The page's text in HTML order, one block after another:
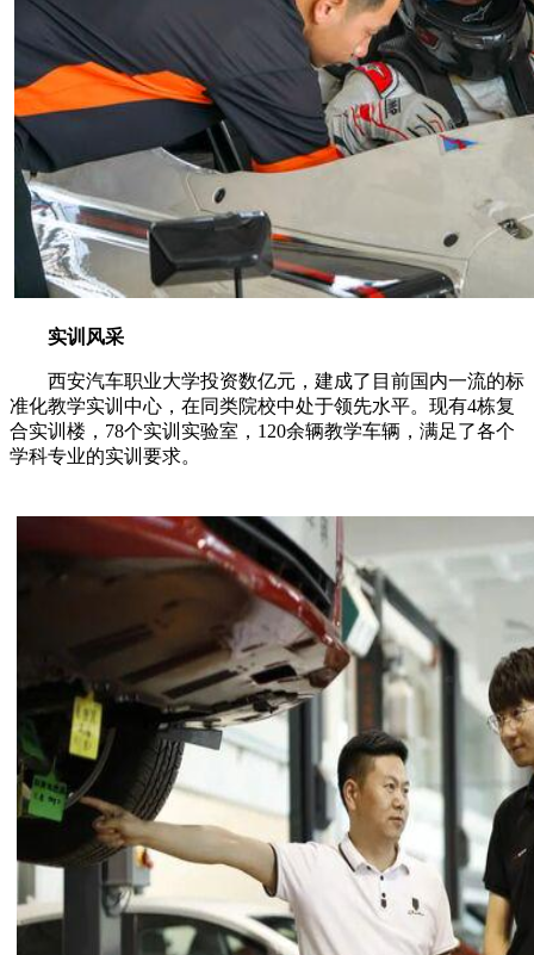
实训风采
西安汽车职业大学投资数亿元，建成了目前国内一流的标
准化教学实训中心，在同类院校中处于领先水平。现有4栋复
合实训楼，78个实训实验室，120余辆教学车辆，满足了各个
学科专业的实训要求。